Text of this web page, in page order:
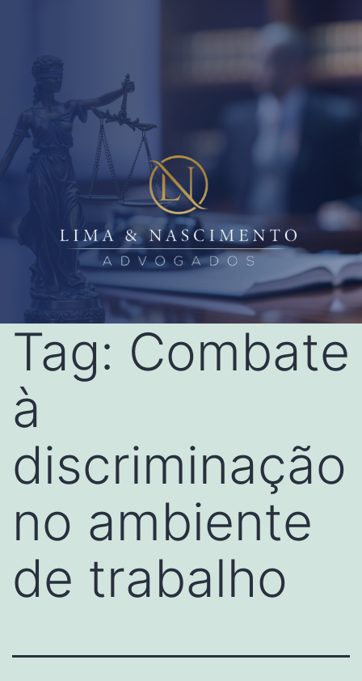
Tag: Combate
à
discriminação
no ambiente
de trabalho